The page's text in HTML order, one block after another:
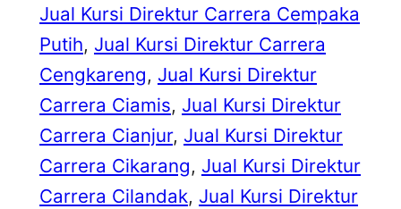
Jual Kursi Direktur Carrera Cempaka
Putih, Jual Kursi Direktur Carrera
Cengkareng, Jual Kursi Direktur
Carrera Ciamis, Jual Kursi Direktur
Carrera Cianjur, Jual Kursi Direktur
Carrera Cikarang, Jual Kursi Direktur
Carrera Cilandak, Jual Kursi Direktur